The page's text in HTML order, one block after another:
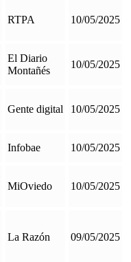
RTPA 10/05/2025
El Diario
Montañés
10/05/2025
Gente digital 10/05/2025
Infobae 10/05/2025
MiOviedo 10/05/2025
La Razón 09/05/2025